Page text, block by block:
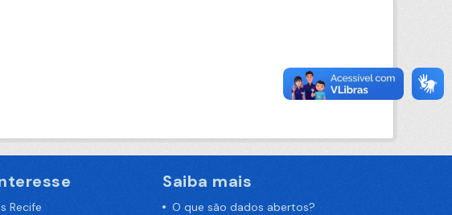
Recife
Saiba mais
O que são dados abertos?